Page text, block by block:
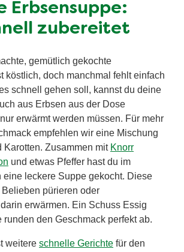
Erbsensuppe:
zubereitet
gemütlich gekochte
köstlich, doch manchmal fehlt einfach
schnell gehen soll, kannst du deine
aus Erbsen aus der Dose
erwärmt werden müssen. Für mehr
empfehlen wir eine Mischung
Karotten. Zusammen mit Knorr
und etwas Pfeffer hast du im
eine leckere Suppe gekocht. Diese
Belieben pürieren oder
erwärmen. Ein Schuss Essig
runden den Geschmack perfekt ab.
weitere schnelle Gerichte für den